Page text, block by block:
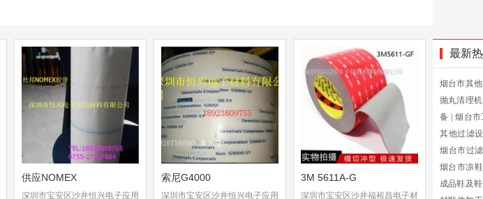
供应NOMEX
深圳市宝安区沙井恒兴电子应用
索尼G4000
深圳市宝安区沙井恒兴电子应用
3M 5611A-G
深圳市宝安区沙井福裕昌电子材
最新
烟台市其
抛丸清理机
备
烟台市
其他过滤
烟台市过
烟台市凉鞋
成品鞋及